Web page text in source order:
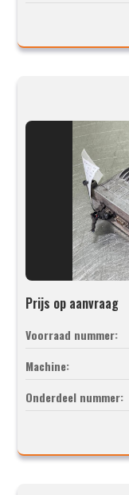
Prijs op aanvraag
Voorraad nummer:
Machine:
Onderdeel nummer: